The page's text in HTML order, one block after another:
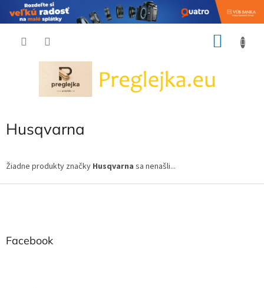
Husqvarna
Žiadne produkty značky Husqvarna sa nenašli...
Z
Facebook